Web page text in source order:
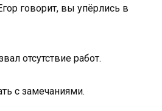
говорит, вы упёрлись в
отсутствие работ.
с замечаниями.